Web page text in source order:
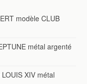
modèle CLUB
métal argenté
XIV métal